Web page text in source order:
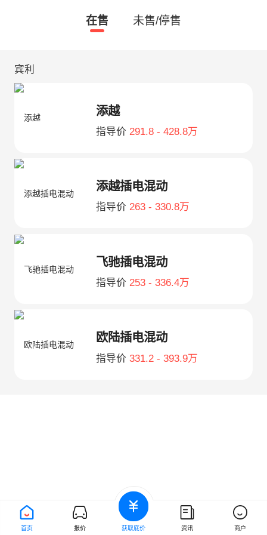
在售 未售/停售
宾利
添越
指导价 291.8 - 428.8万
添越插电混动
指导价 263 - 330.8万
飞驰插电混动
指导价 253 - 336.4万
欧陆插电混动
指导价 331.2 - 393.9万
首页 报价 获取底价 资讯 商户